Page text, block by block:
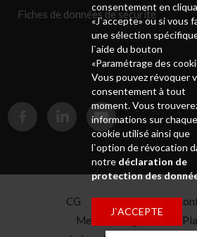
Fiches de données de sécurité
CG
Déclaration de
Mentions légales
consentement en
«J`accepte» ou si vous
une sélection
l`aide du bouton
«Paramétrage des
Vous pouvez révoquer
consentement à tout
moment. Vous
informations sur chaque
cookie utilisé ainsi que
l`option de révocation
notre déclaration de
protection des
J`ACCEPTE